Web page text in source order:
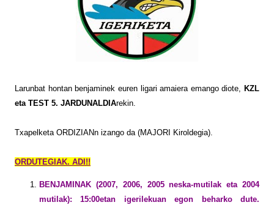
Larunbat hontan benjaminek euren ligari amaiera emango diote, KZL
eta TEST 5. JARDUNALDIArekin.
Txapelketa ORDIZIANn izango da (MAJORI Kiroldegia).
ORDUTEGIAK. ADI!!
BENJAMINAK (2007, 2006, 2005 neska-mutilak eta 2004
mutilak): 15:00etan igerilekuan egon beharko dute.